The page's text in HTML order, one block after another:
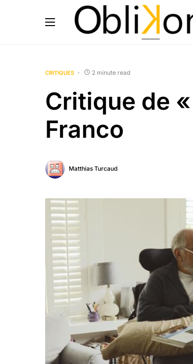
CRITIQUES 2 minute read
Critique de
Franco
Matthias Turcaud